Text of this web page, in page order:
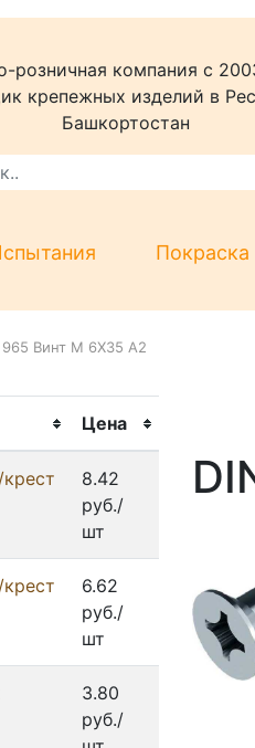
розничная компания c
крепежных изделий в
Башкортостан
Покраска
965 Винт M 6X35 А2
Цена
8.42
руб./
шт
6.62
руб./
шт
3.80
руб./